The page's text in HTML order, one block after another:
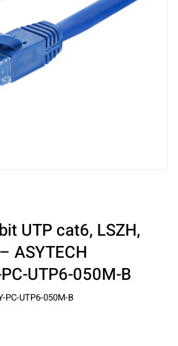
UTP cat6, LSZH,
ASYTECH
UTP6-050M-B
PC-UTP6-050M-B